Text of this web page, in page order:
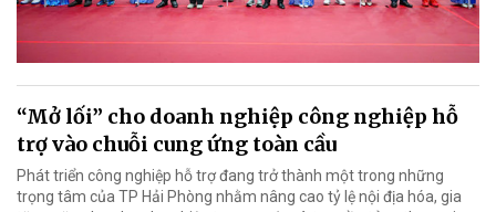
“Mở lối” cho doanh nghiệp công nghiệp hỗ
trợ vào chuỗi cung ứng toàn cầu
Phát triển công nghiệp hỗ trợ đang trở thành một trong những
trọng tâm của TP Hải Phòng nhằm nâng cao tỷ lệ nội địa hóa, gia